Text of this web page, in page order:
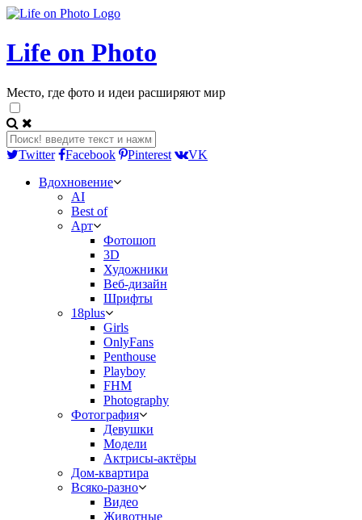
Life on Photo
Место, где фото и идеи расширяют мир
Twitter Facebook Pinterest
VK
Вдохновение
AI
Best of
Арт
Фотошоп
3D
Художники
Веб-дизайн
Шрифты
18plus
Girls
OnlyFans
Penthouse
Playboy
FHM
Photography
Фотография
Девушки
Модели
Актрисы-актёры
Дом-квартира
Всяко-разно
Видео
Животные